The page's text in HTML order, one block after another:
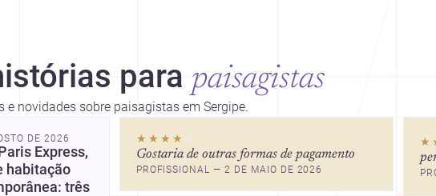
para paisagistas
e novidades sobre paisagistas em Sergipe.
DE 2026
Express,
habitação
três
★★★★ ★
Gostaria de outras formas de pagamento
PROFISSIONAL — 2 DE MAIO DE 2026